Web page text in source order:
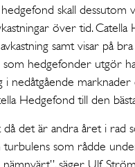
skall dessutom
över tid.
samt visar på
hedgefonder utgör
i nedåtgående
Hedgefond till den
då det är andra året i
som rådde